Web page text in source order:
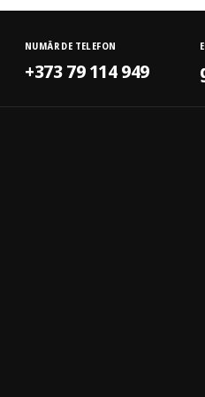
NUMĂR DE TELEFON
+373 79 114 949